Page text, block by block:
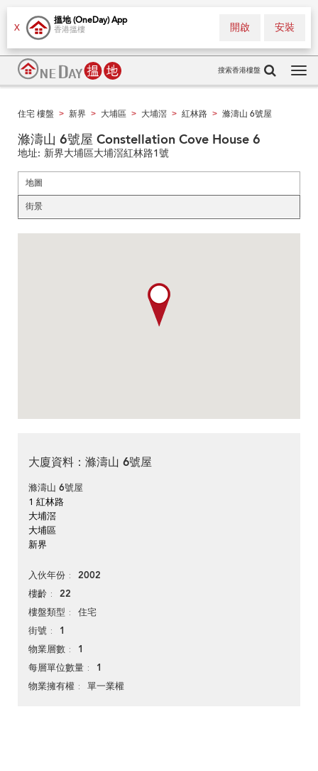
X
搵地 (OneDay) App
香港搵樓 安裝
開啟
搜索香港樓盤
住宅 樓盤 > 新界 > 大埔區 > 大埔滘 > 紅林路 > 滌濤山 6號屋
滌濤山 6號屋 Constellation Cove House 6
地址: 新界大埔區大埔滘紅林路1號
地圖
街景
大廈資料：滌濤山 6號屋
滌濤山 6號屋
1 紅林路
大埔滘
大埔區
新界
入伙年份 2002
樓齡 22
樓盤類型 住宅
街號 1
物業層數 1
每層單位數量 1
物業擁有權 單一業權